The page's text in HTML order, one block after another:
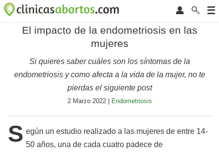
El impacto de la endometriosis en las
mujeres
Si quieres saber cuáles son los síntomas de la
endometriosis y como afecta a la vida de la mujer, no te
pierdas el siguiente post
2 Marzo 2022 | Endometriosis
S egún un estudio realizado a las mujeres de entre 14-
50 años, una de cada cuatro padece de